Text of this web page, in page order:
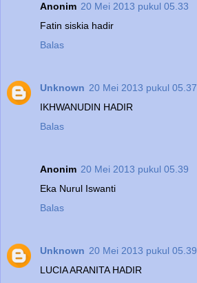
Anonim 20 Mei 2013 pukul 05.33
Fatin siskia hadir
Balas
Unknown 20 Mei 2013 pukul 05.37
IKHWANUDIN HADIR
Balas
Anonim 20 Mei 2013 pukul 05.39
Eka Nurul Iswanti
Balas
Unknown 20 Mei 2013 pukul 05.39
LUCIA ARANITA HADIR